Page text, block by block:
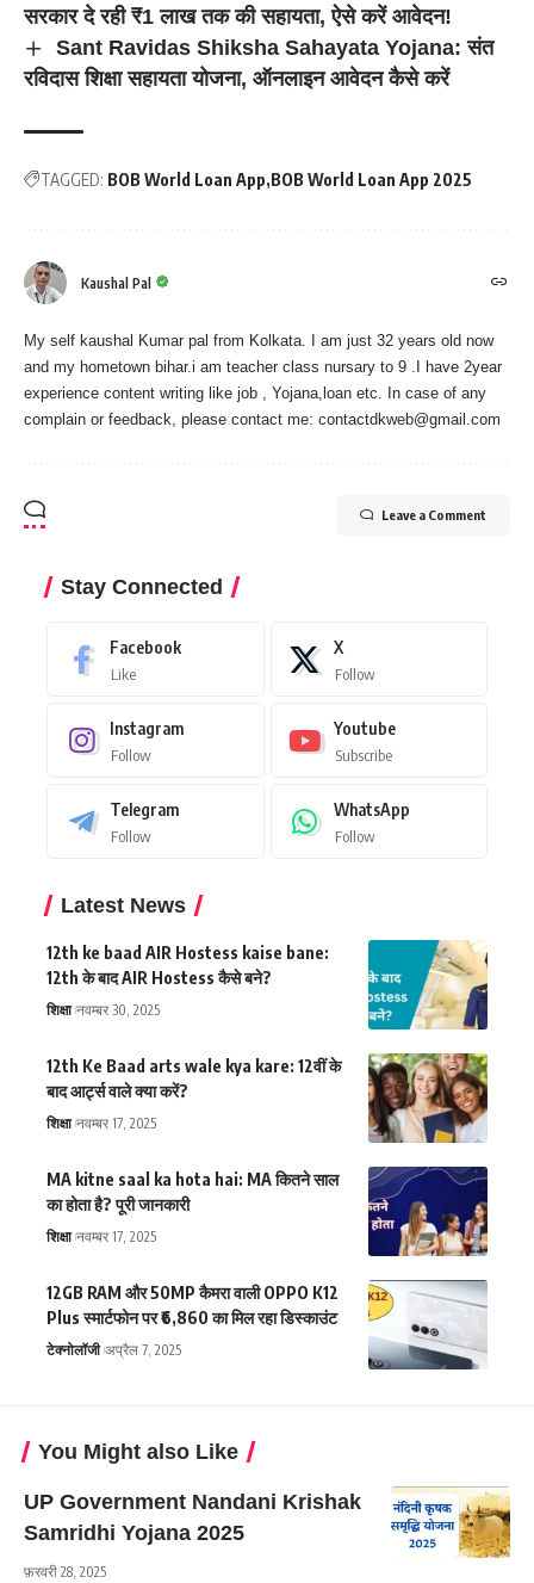
सरकार दे रही ₹1 लाख तक की सहायता, ऐसे करें आवेदन!
Sant Ravidas Shiksha Sahayata Yojana: संत
रविदास शिक्षा सहायता योजना, ऑनलाइन आवेदन कैसे करें
TAGGED: BOB World Loan App BOB World Loan App 2025
Kaushal Pal
My self kaushal Kumar pal from Kolkata. I am just 32 years old now
and my hometown bihar.i am teacher class nursary to 9 .I have 2year
experience content writing like job , Yojana,loan etc. In case of any
complain or feedback, please contact me: contactdkweb@gmail.com
Leave a Comment
Stay Connected
Facebook
Like
X
Follow
Instagram
Follow
Youtube
Subscribe
Telegram
Follow
WhatsApp
Follow
Latest News
12th ke baad AIR Hostess kaise bane:
12th के बाद AIR Hostess कैसे बने?
शिक्षा नवम्बर 30, 2025
12th Ke Baad arts wale kya kare: 12वीं के
बाद आर्ट्स वाले क्या करें?
शिक्षा नवम्बर 17, 2025
MA kitne saal ka hota hai: MA कितने साल
का होता है? पूरी जानकारी
शिक्षा नवम्बर 17, 2025
12GB RAM और 50MP कैमरा वाली OPPO K12
Plus स्मार्टफोन पर ₹6,860 का मिल रहा डिस्काउंट
टेक्नोलॉजी अप्रैल 7, 2025
You Might also Like
UP Government Nandani Krishak
Samridhi Yojana 2025
फ़रवरी 28, 2025